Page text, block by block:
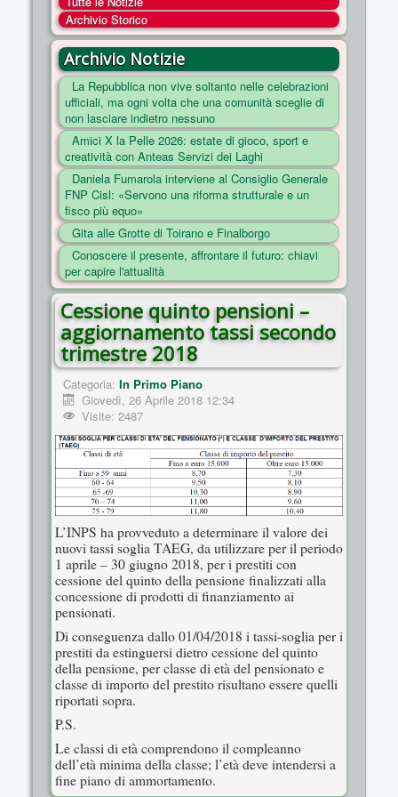
COSA FACCIAMO
ENTI
NOTIZIE
ESSENZIALI
MAPPA DEL SITO
CONVENZIONI
FOTO
SOCIAL
Archivio Storico
Archivio Notizie
La Repubblica non vive soltanto nelle celebrazioni
ufficiali, ma ogni volta che una comunità sceglie di
non lasciare indietro nessuno
Amici X la Pelle 2026: estate di gioco, sport e
creatività con Anteas Servizi dei Laghi
Daniela Fumarola interviene al Consiglio Generale
FNP Cisl: «Servono una riforma strutturale e un
fisco più equo»
Gita alle Grotte di Toirano e Finalborgo
Conoscere il presente, affrontare il futuro: chiavi
per capire l'attualità
Cessione quinto pensioni –
aggiornamento tassi secondo
trimestre 2018
Categoria: In Primo Piano
Giovedì, 26 Aprile 2018 12:34
Visite: 2487
L’INPS ha provveduto a determinare il valore dei
nuovi tassi soglia TAEG, da utilizzare per il periodo
1 aprile – 30 giugno 2018, per i prestiti con
cessione del quinto della pensione finalizzati alla
concessione di prodotti di finanziamento ai
pensionati.
Di conseguenza dallo 01/04/2018 i tassi-soglia per i
prestiti da estinguersi dietro cessione del quinto
della pensione, per classe di età del pensionato e
classe di importo del prestito risultano essere quelli
riportati sopra.
P.S.
Le classi di età comprendono il compleanno
dell’età minima della classe; l’età deve intendersi a
fine piano di ammortamento.